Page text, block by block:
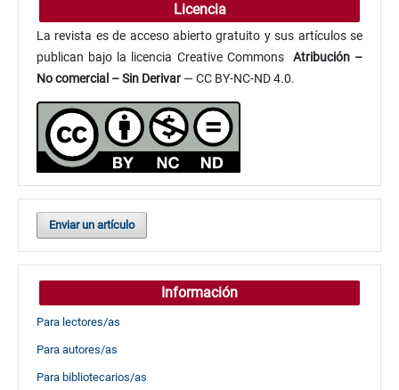
Licencia
La revista es de acceso abierto gratuito y sus artículos se
publican bajo la licencia Creative Commons
Atribución–
No comercial – Sin Derivar — CC BY-NC-ND 4.0.
Enviar un artículo
Información
Para lectores/as
Para autores/as
Para bibliotecarios/as